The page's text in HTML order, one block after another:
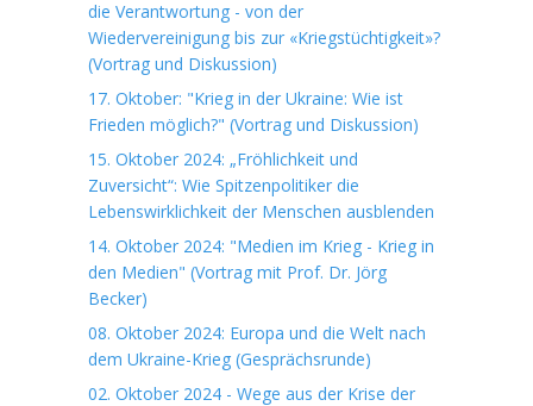
die Verantwortung - von der
Wiedervereinigung bis zur «Kriegstüchtigkeit»?
(Vortrag und Diskussion)
17. Oktober: "Krieg in der Ukraine: Wie ist
Frieden möglich?" (Vortrag und Diskussion)
15. Oktober 2024: „Fröhlichkeit und
Zuversicht“: Wie Spitzenpolitiker die
Lebenswirklichkeit der Menschen ausblenden
14. Oktober 2024: "Medien im Krieg - Krieg in
den Medien" (Vortrag mit Prof. Dr. Jörg
Becker)
08. Oktober 2024: Europa und die Welt nach
dem Ukraine-Krieg (Gesprächsrunde)
02. Oktober 2024 - Wege aus der Krise der